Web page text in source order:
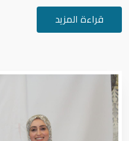
قراءة المزيد